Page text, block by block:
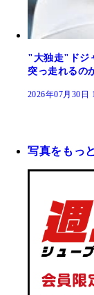
"大独走"ドジ
突っ走れるの
2026年07月30日
写真をもっ